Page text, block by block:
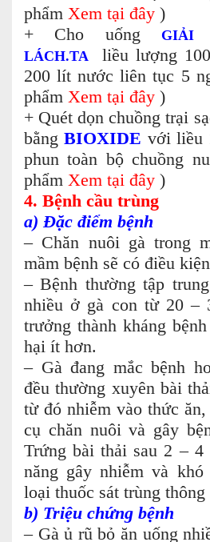
phẩm Xem tại đây )
+ Cho uống
GIẢI
LÁCH.TA liều lượng
200 lít nước liên tục 5
phẩm Xem tại đây )
+ Quét dọn chuồng trại
bằngBIOXIDE với liều
phun toàn bộ chuồng
phẩm Xem tại đây )
4. Bệnh cầu trùng
a) Đặc điểm bệnh
– Chăn nuôi gà trong
mầm bệnh sẽ có điều
– Bệnh thường tập
nhiều ở gà con từ 20 –
trưởng thành kháng
hại ít hơn.
– Gà đang mắc bệnh
đều thường xuyên bài
từ đó nhiễm vào thức
cụ chăn nuôi và gây
Trứng bài thải sau 2 –
năng gây nhiễm và
loại thuốc sát trùng thông
b) Triệu chứng bệnh
– Gà ủ rũ bỏ ăn uống